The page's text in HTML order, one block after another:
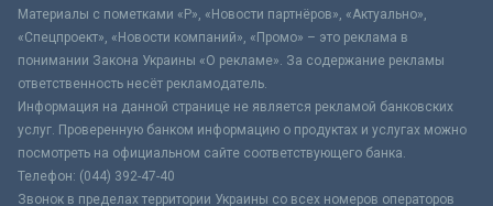
Материалы с пометками «Р», «Новости партнёров», «Актуально»,
«Спецпроект», «Новости компаний», «Промо» – это реклама в
понимании Закона Украины «О рекламе». За содержание рекламы
ответственность несёт рекламодатель.
Информация на данной странице не является рекламой банковских
услуг. Проверенную банком информацию о продуктах и услугах можно
посмотреть на официальном сайте соответствующего банка.
Телефон: (044) 392-47-40
Звонок в пределах территории Украины со всех номеров операторов